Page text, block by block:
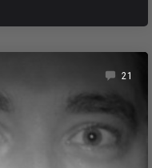
21